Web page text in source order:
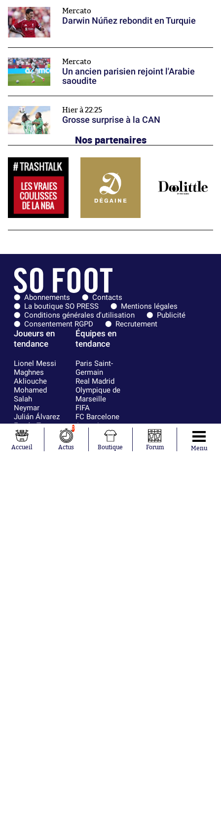
Mercato
Darwin Núñez rebondit en Turquie
Mercato
Un ancien parisien rejoint l'Arabie
saoudite
Hier à 22:25
Grosse surprise à la CAN
Nos partenaires
Abonnements
Contacts
La boutique SO PRESS
Mentions légales
Conditions générales d'utilisation
Publicité
Consentement RGPD
Recrutement
Joueurs en
tendance
Lionel Messi
Maghnes
Akliouche
Mohamed
Salah
Neymar
Julián Álvarez
Ferrán Torres
Kilian Corredor
Franco
Mastantuono
Équipes en
tendance
Paris Saint-
Germain
Real Madrid
Olympique de
Marseille
FIFA
FC Barcelone
Argentine
Olympique
lyonnais
AS Monaco
Accueil
0
Actus Boutique Forum Menu